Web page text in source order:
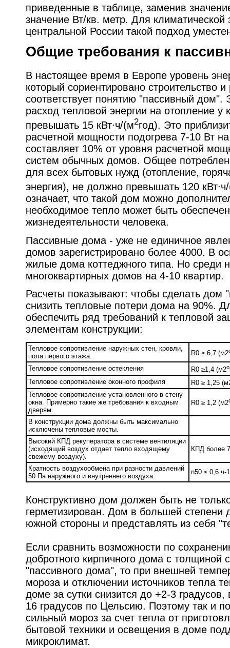
приведенные в таблице, заменив
значение Вт/кв. метр. Для
центральной России такой подход
Общие требования к
В настоящее время в Европе уровень
который сориентировано строительство
соответствует понятию "пассивный дом".
расход тепловой энергии на отопление у
превышать 15 кВт∙ч/(м2год). Это
расчетной мощности подогрева 7-10 Вт
составляет 10% от уровня расчетной
систем обычных домов. Общее
для всех бытовых нужд (отопление,
энергия), не должно превышать 120
означает, что такой дом можно
необходимое тепло может быть
жизнедеятельности человека.
Пассивные дома - уже не единичное
домов зарегистрировано более 4000. В
жилые дома коттеджного типа. Но среди
многоквартирных домов на 4-10 квартир.
Расчеты показывают: чтобы сделать дом
снизить тепловые потери дома на 90%.
обеспечить ряд требований к тепловой
элементам конструкции:
Тепловое сопротивление наружных стен, кровли,
пола первого этажа.
R0 ≥ 6,7 (м2
Тепловое сопротивление остекления R0 ≥1,4 (м2о
Тепловое сопротивление оконного профиля
R0 ≥ 1,25
Тепловое сопротивление установленного в стену
окна. Примерно такие же требования к входным
дверям.
R0 ≥ 1,2 (м2
В конструкции дома должны быть максимально
исключены тепловые мосты.
Высокий КПД рекуператора в системе вентиляции
(исходящий воздух отдает тепло входящему
свежему воздуху).
КПД более
Кратность воздухообмена при разности давлений
50 Па наружного и внутреннего воздуха.
n50 ≤ 0,6 ч-
Конструктивно дом должен быть не
герметизирован. Дом в большей степени
южной стороны и представлять из себя
Если сравнить возможности по
добротного кирпичного дома с толщиной
"пассивного дома", то при внешней
мороза и отключении источников тепла
доме за сутки снизится до +2-3
16 градусов по Цельсию. Поэтому так и
сильный мороз за счет тепла от
бытовой техники и освещения в доме
микроклимат.